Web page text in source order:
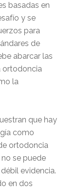
basadas en
y se
para
de
abarcar las
ortodoncia
la
que hay
como
ortodoncia
se puede
evidencia.
en dos